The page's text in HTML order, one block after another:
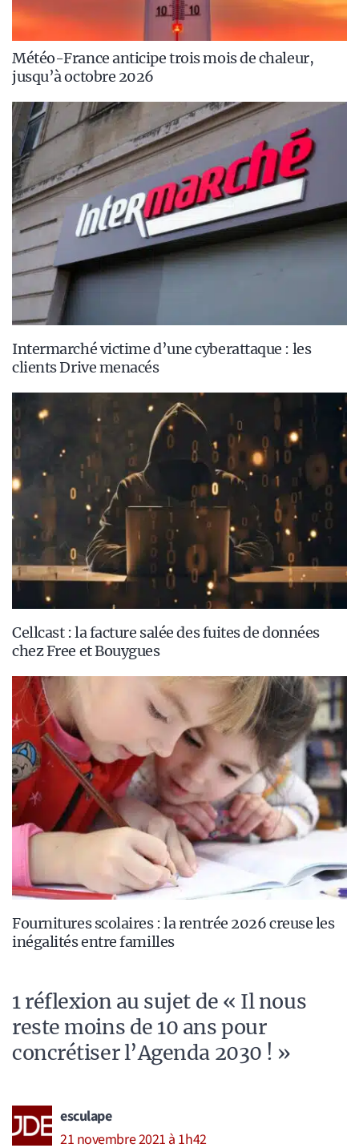
Météo-France anticipe trois mois de chaleur,
jusqu’à octobre 2026
Intermarché victime d’une cyberattaque : les
clients Drive menacés
Cellcast : la facture salée des fuites de données
chez Free et Bouygues
Fournitures scolaires : la rentrée 2026 creuse les
inégalités entre familles
1 réflexion au sujet de « Il nous
reste moins de 10 ans pour
concrétiser l’Agenda 2030 ! »
esculape
21 novembre 2021 à 1h42